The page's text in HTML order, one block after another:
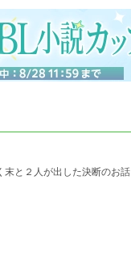
末と２人が出した決断のお話